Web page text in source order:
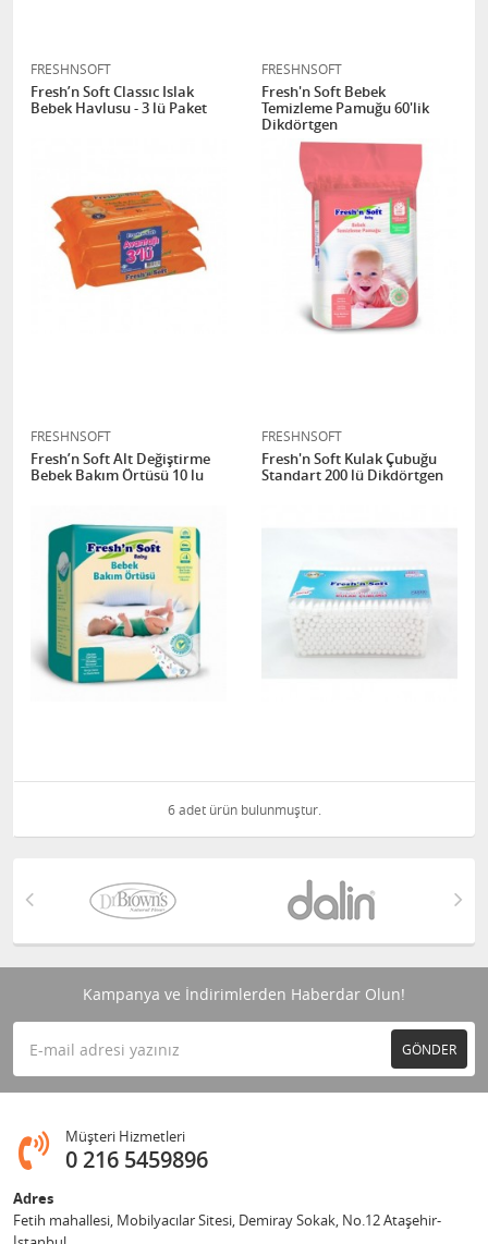
FRESHNSOFT
Fresh’n Soft Classıc Islak
Bebek Havlusu - 3 lü Paket
FRESHNSOFT
Fresh'n Soft Bebek
Temizleme Pamuğu 60'lik
Dikdörtgen
FRESHNSOFT
Fresh’n Soft Alt Değiştirme
Bebek Bakım Örtüsü 10 lu
FRESHNSOFT
Fresh'n Soft Kulak Çubuğu
Standart 200 lü Dikdörtgen
6 adet ürün bulunmuştur.
Kampanya ve İndirimlerden Haberdar Olun!
GÖNDER
Müşteri Hizmetleri
0 216 5459896
Adres
Fetih mahallesi, Mobilyacılar Sitesi, Demiray Sokak, No.12 Ataşehir-